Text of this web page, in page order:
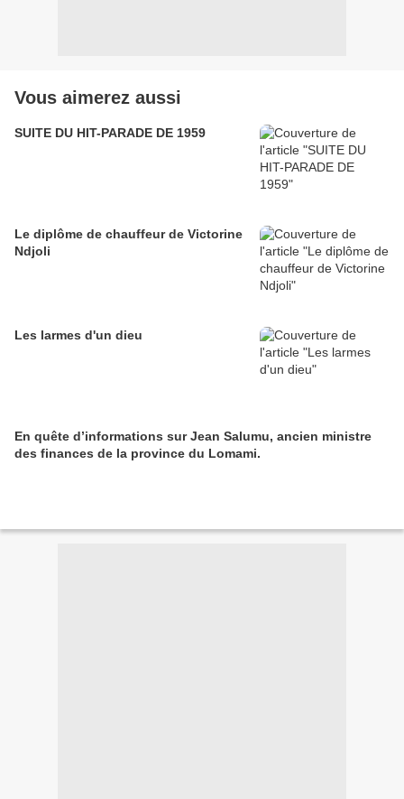
Vous aimerez aussi
SUITE DU HIT-PARADE DE 1959
Le diplôme de chauffeur de Victorine
Ndjoli
Les larmes d'un dieu
En quête d’informations sur Jean Salumu, ancien ministre
des finances de la province du Lomami.